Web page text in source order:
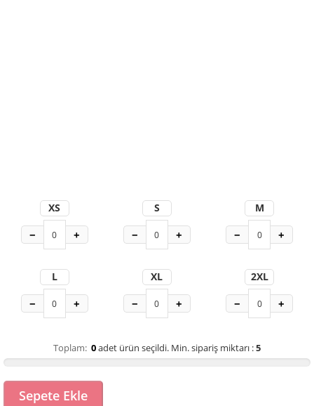
XS
− +
S
− +
M
− +
L
− +
XL
− +
2XL
− +
Toplam: 0adet ürün seçildi. Min. sipariş miktarı :5
Sepete Ekle